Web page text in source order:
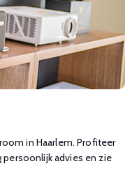
in Haarlem. Profiteer
persoonlijk advies en zie